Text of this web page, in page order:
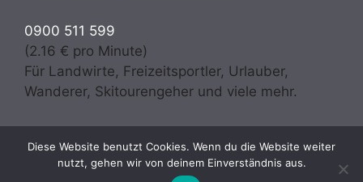
0900 511 599
(2.16 € pro Minute)
Für Landwirte, Freizeitsportler, Urlauber,
Wanderer, Skitourengeher und viele mehr.
Copyright © 2026 · Wetter Osttirol | meteo experts
Prugger & Troger OG - Alle Rechte vorbehalten
Diese Website benutzt Cookies. Wenn du die Website weiter
nutzt, gehen wir von deinem Einverständnis aus.